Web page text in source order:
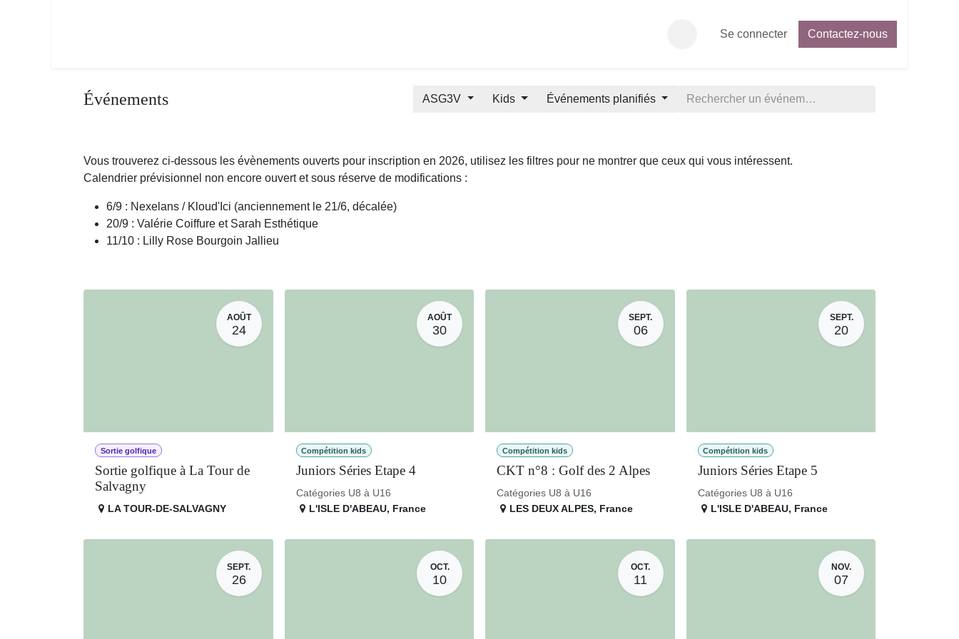
Adhésion Contactez-nous Forum des adhérents
Se connecter Contactez-nous
Événements ASG3V Kids Événements planifiés
Vous trouverez ci-dessous les évènements ouverts pour inscription en 2026, utilisez les filtres pour ne montrer que ceux qui vous intéressent.
Calendrier prévisionnel non encore ouvert et sous réserve de modifications :
6/9 : Nexelans / Kloud'Ici (anciennement le 21/6, décalée)
20/9 : Valérie Coiffure et Sarah Esthétique
11/10 : Lilly Rose Bourgoin Jallieu
AOÛT
24
Sortie golfique
Sortie golfique à La Tour
de Salvagny
LA TOUR-DE-SALVAGNY
AOÛT
30
Compétition kids
Juniors Séries Etape 4
Catégories U8 à U16
L'ISLE D'ABEAU,France
SEPT.
06
Compétition kids
CKT n°8 : Golf des 2 Alpes
Catégories U8 à U16
LES DEUX ALPES, France
SEPT.
20
Compétition kids
Juniors Séries Etape 5
Catégories U8 à U16
L'ISLE D'ABEAU,France
SEPT.
26
OCT.
10
OCT.
11
NOV.
07